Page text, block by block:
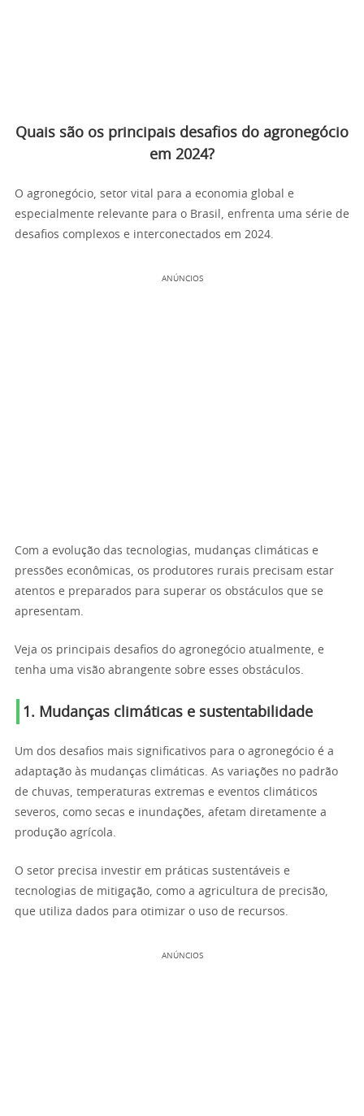
Quais são os principais desafios do agronegócio
em 2024?
O agronegócio, setor vital para a economia global e
especialmente relevante para o Brasil, enfrenta uma série de
desafios complexos e interconectados em 2024.
ANÚNCIOS
Com a evolução das tecnologias, mudanças climáticas e
pressões econômicas, os produtores rurais precisam estar
atentos e preparados para superar os obstáculos que se
apresentam.
Veja os principais desafios do agronegócio atualmente, e
tenha uma visão abrangente sobre esses obstáculos.
1. Mudanças climáticas e sustentabilidade
Um dos desafios mais significativos para o agronegócio é a
adaptação às mudanças climáticas. As variações no padrão
de chuvas, temperaturas extremas e eventos climáticos
severos, como secas e inundações, afetam diretamente a
produção agrícola.
O setor precisa investir em práticas sustentáveis e
tecnologias de mitigação, como a agricultura de precisão,
que utiliza dados para otimizar o uso de recursos.
ANÚNCIOS